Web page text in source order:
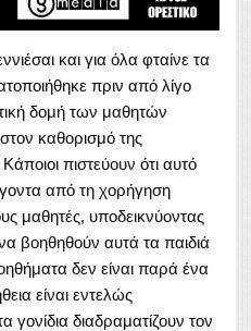
και για όλα φταίνε τα
πριν από λίγο
δομή των μαθητών
καθορισμό της
πιστεύουν ότι αυτό
από τη χορήγηση
μαθητές, υποδεικνύοντας
βοηθηθούν αυτά τα παιδιά
δεν είναι παρά ένα
είναι εντελώς
γονίδια διαδραματίζουν τον